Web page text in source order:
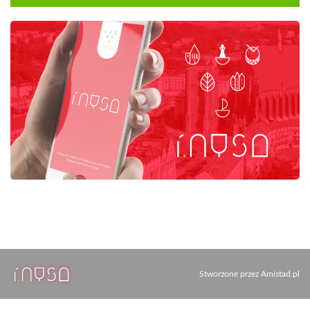
Stworzone przez Amistad.pl